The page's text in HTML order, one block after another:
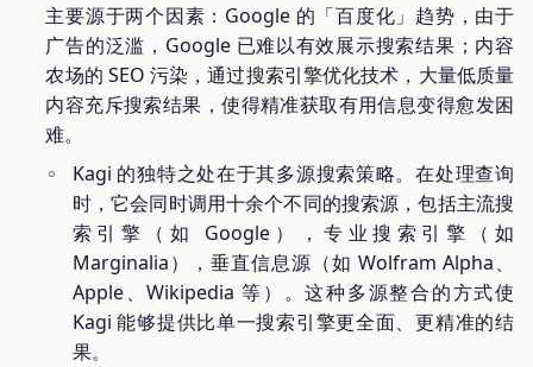
主要源于两个因素：Google 的「百度化」趋势，由于
广告的泛滥，Google 已难以有效展示搜索结果；内容
农场的 SEO 污染，通过搜索引擎优化技术，大量低质量
内容充斥搜索结果，使得精准获取有用信息变得愈发困
难。
Kagi 的独特之处在于其多源搜索策略。在处理查询
时，它会同时调用十余个不同的搜索源，包括主流搜
索引擎（如 Google），专业搜索引擎（如
Marginalia），垂直信息源（如 Wolfram Alpha、
Apple、Wikipedia 等）。这种多源整合的方式使
Kagi 能够提供比单一搜索引擎更全面、更精准的结
果。